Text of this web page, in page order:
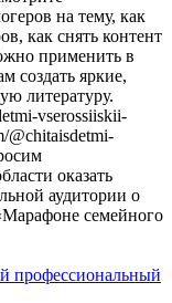
на тему, как
как снять контент
применить в
создать яркие,
литературу.
vserossiiskii-
@chitaisdetmi-
оказать
аудитории о
семейного
профессиональный